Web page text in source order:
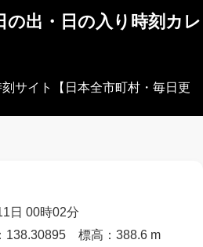
の出・日の入り時刻カレ
サイト【日本全市町村・毎日更
日 00時02分
138.30895 標高：388.6 m